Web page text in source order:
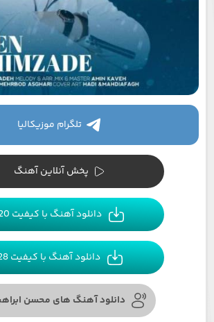
تلگرام موزیکالیا
پخش آنلاین آهنگ
دانلود آهنگ با کیفیت 320
دانلود آهنگ با کیفیت 128
دانلود آهنگ های محسن